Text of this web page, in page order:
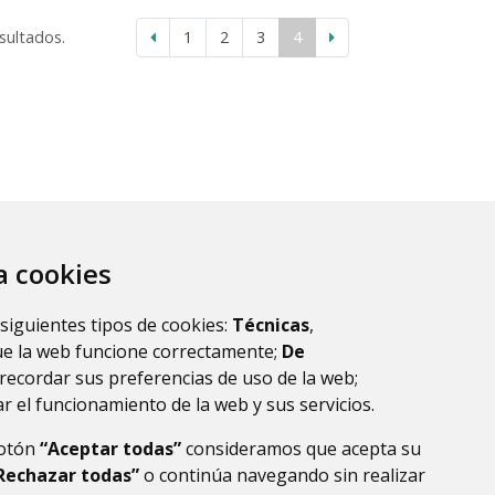
cookies
tipos de cookies: Técnicas,
la web funcione correctamente; De
sus preferencias de uso de la web;
el funcionamiento de la web y sus servicios.
“Aceptar todas”consideramos que acepta su
todas”o continúa navegando sin realizar
1 2 3 4